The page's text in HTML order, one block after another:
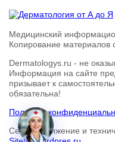
Медицинский
Копирование материалов
Dermatologys.ru - не
Информация на сайте
призывает к
обязательна!
Политика
Сео-продвижение и